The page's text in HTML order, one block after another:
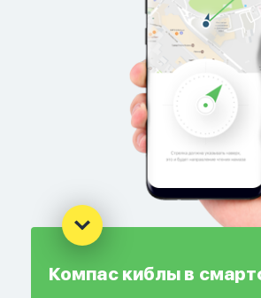
Компас киблы в